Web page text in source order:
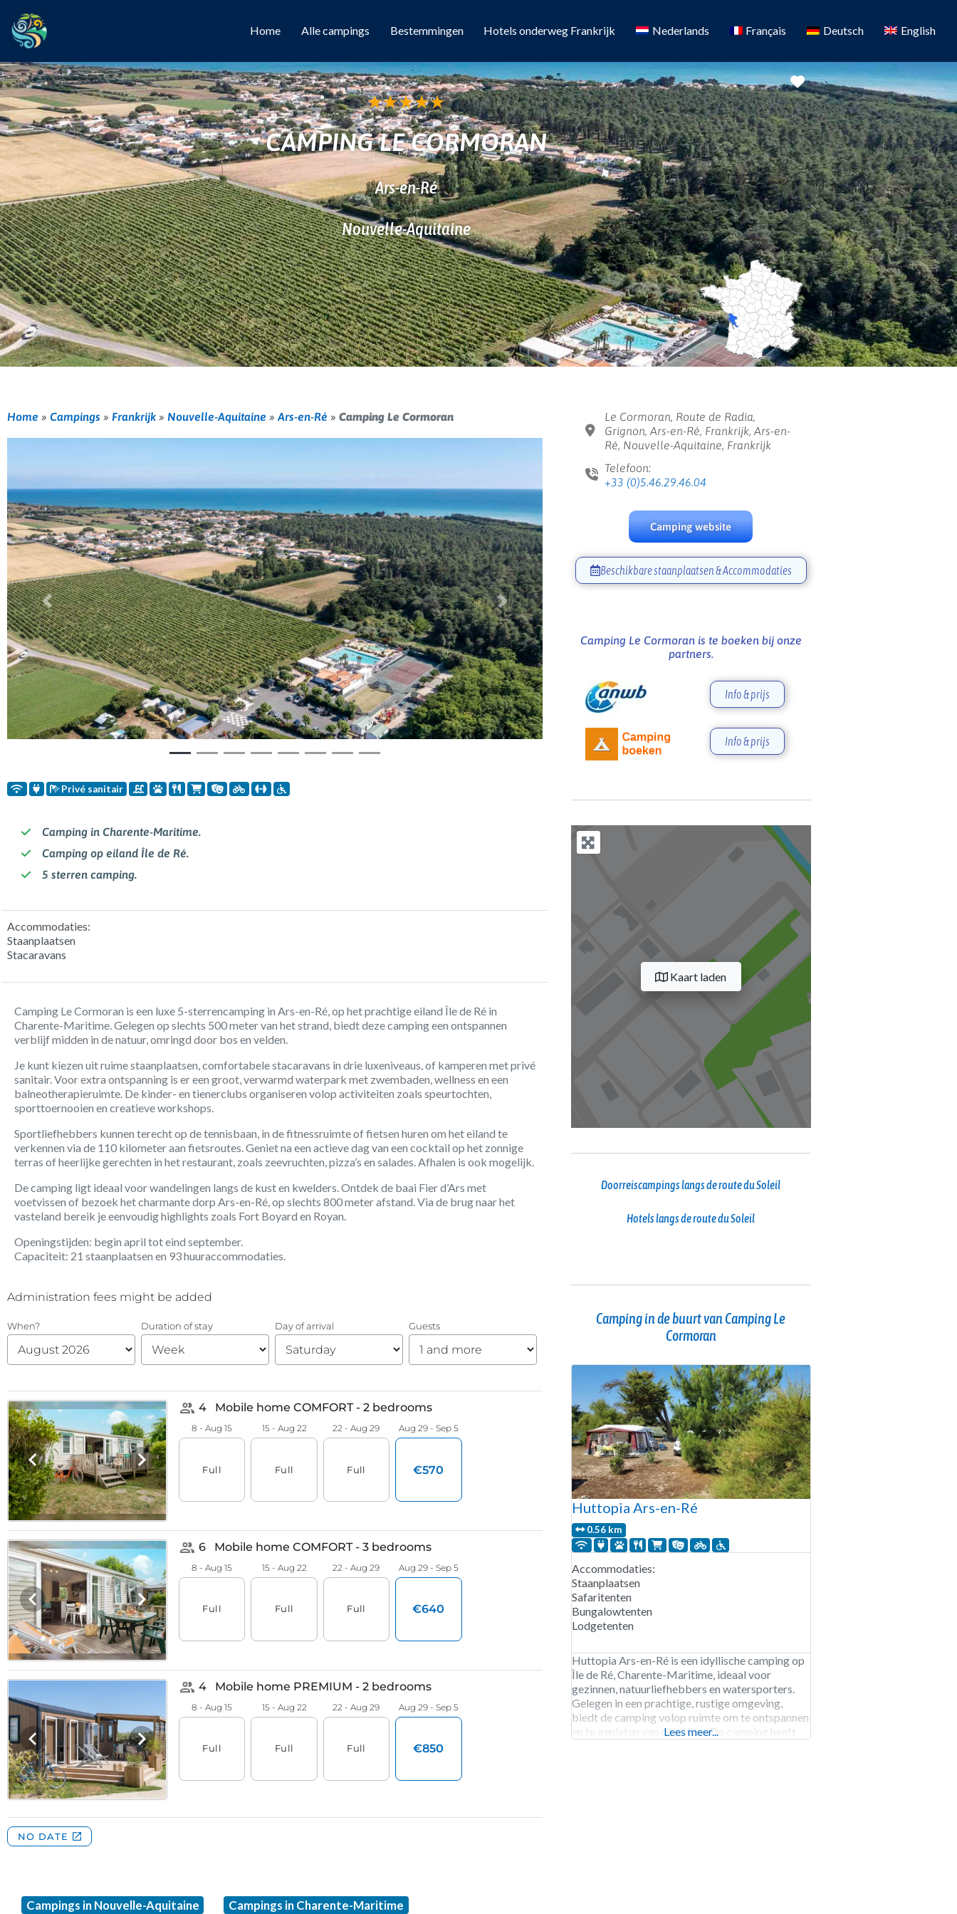
Home Alle campings Bestemmingen Hotels onderweg Frankrijk Nederlands Français Deutsch English
Favoriete
★★★★★
CAMPING LE CORMORAN
Ars-en-Ré
Nouvelle-Aquitaine
Home » Campings » Frankrijk » Nouvelle-Aquitaine » Ars-en-Ré » Camping Le Cormoran
Vorige Volgende
Privé sanitair
Camping in Charente-Maritime.
Camping op eiland Île de Ré.
5 sterren camping.
Accommodaties:
Staanplaatsen
Stacaravans
Camping Le Cormoran is een luxe 5-sterrencamping in Ars-en-Ré, op het prachtige eiland Île de Ré in
Charente-Maritime. Gelegen op slechts 500 meter van het strand, biedt deze camping een ontspannen
verblijf midden in de natuur, omringd door bos en velden.
Je kunt kiezen uit ruime staanplaatsen, comfortabele stacaravans in drie luxeniveaus, of kamperen met privé
sanitair. Voor extra ontspanning is er een groot, verwarmd waterpark met zwembaden, wellness en een
balneotherapieruimte. De kinder- en tienerclubs organiseren volop activiteiten zoals speurtochten,
sporttoernooien en creatieve workshops.
Sportliefhebbers kunnen terecht op de tennisbaan, in de fitnessruimte of fietsen huren om het eiland te
verkennen via de 110 kilometer aan fietsroutes. Geniet na een actieve dag van een cocktail op het zonnige
terras of heerlijke gerechten in het restaurant, zoals zeevruchten, pizza’s en salades. Afhalen is ook mogelijk.
De camping ligt ideaal voor wandelingen langs de kust en kwelders. Ontdek de baai Fier d’Ars met
voetvissen of bezoek het charmante dorp Ars-en-Ré, op slechts 800 meter afstand. Via de brug naar het
vasteland bereik je eenvoudig highlights zoals Fort Boyard en Royan.
Openingstijden: begin april tot eind september.
Capaciteit: 21 staanplaatsen en 93 huuraccommodaties.
Campings in Nouvelle-Aquitaine Campings in Charente-Maritime
Le Cormoran, Route de Radia,
Grignon, Ars-en-Ré, Frankrijk, Ars-en-
Ré, Nouvelle-Aquitaine, Frankrijk
Telefoon:
+33 (0)5.46.29.46.04
Camping website
Beschikbare staanplaatsen & Accommodaties
Camping Le Cormoran is te boeken bij onze
partners.
Info & prijs
Info & prijs
Kaart laden
Doorreiscampings langs de route du Soleil
Hotels langs de route du Soleil
Camping in de buurt van Camping Le
Cormoran
Huttopia Ars-en-Ré
0.56 km
Accommodaties:
Staanplaatsen
Safaritenten
Bungalowtenten
Lodgetenten
Huttopia Ars-en-Ré is een idyllische camping op
Île de Ré, Charente-Maritime, ideaal voor
gezinnen, natuurliefhebbers en watersporters.
Gelegen in een prachtige, rustige omgeving,
biedt de camping volop ruimte om te ontspannen
en te genieten van de natuur. De camping heeft
Lees meer...